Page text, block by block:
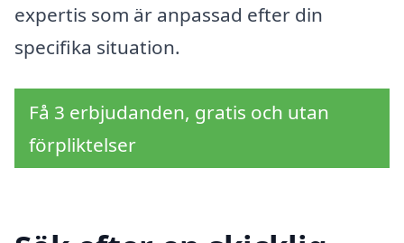
expertis som är anpassad efter din
specifika situation.
Få 3 erbjudanden, gratis och utan
förpliktelser